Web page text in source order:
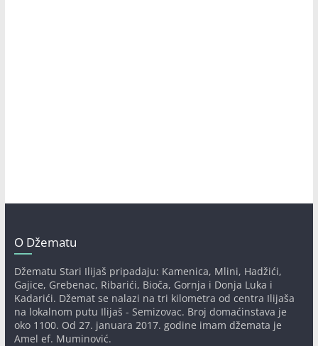
O Džematu
Džematu Stari Ilijaš pripadaju: Kamenica, Mlini, Hadžići,
Gajice, Grebenac, Ribarići, Bioča, Gornja i Donja Luka i
Kadarići. Džemat se nalazi na tri kilometra od centra Ilijaša
na lokalnom putu Ilijaš - Semizovac. Broj domaćinstava je
oko 1100. Od 27. januara 2017. godine imam džemata je
Amel ef. Muminović.